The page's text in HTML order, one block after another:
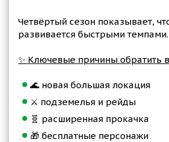
Четвёртый сезон показывает,
развивается быстрыми темпами.
✨ Ключевые причины обратить
🌊 новая большая локация
⚔️ подземелья и рейды
🧬 расширенная прокачка
🎁 бесплатные персонажи